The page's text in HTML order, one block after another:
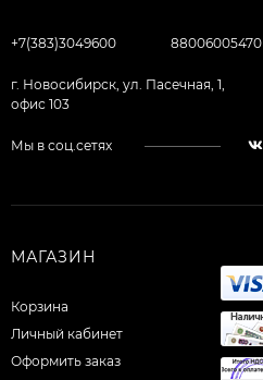
+7(383)3049600 88006005470
г. Новосибирск, ул. Пасечная, 1,
офис 103
Мы в соц.сетях
МАГАЗИН
Корзина
Личный кабинет
Оформить заказ